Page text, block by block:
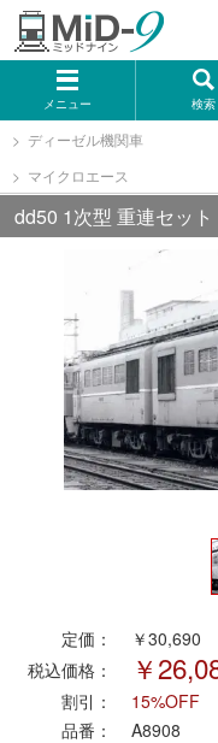
メニュー 検索
メーカー一覧
TOMIX
KATO
GREENMAX
トミーテック
マイクロエース
Bトレインショーティ
MODEMO(モデモ)
さんけい
ディーゼル機関車
マイクロエース
dd50 1次型 重連セット
定価：
￥30,690
税込価格：
￥
割引：
15%OFF
品番：
A8908